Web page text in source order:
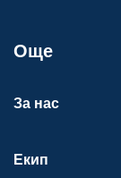
Още
За нас
Екип